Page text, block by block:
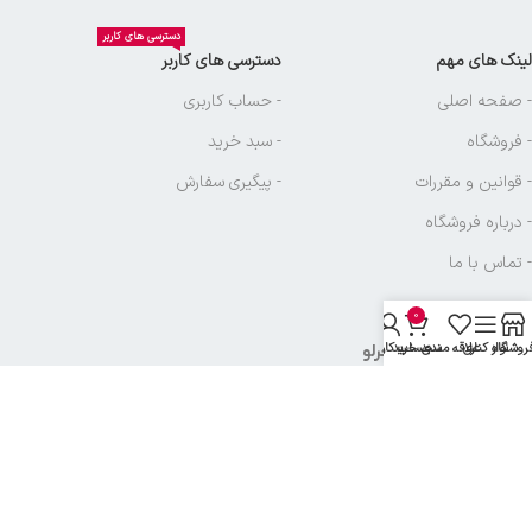
لینک های مهم
- صفحه اصلی
- فروشگاه
- قوانین و مقررات
- درباره فروشگاه
- تماس با ما
دسترسی های کاربر
دسترسی های کاربر
- حساب کاربری
- سبد خرید
- پیگیری سفارش
نماد های بازرگانی آجرلو
نوار کناریعلاقه مندی
0
سبد خرید
حساب کاربری من